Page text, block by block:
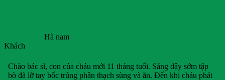
Hà nam
Khách
Chào bác sĩ, con của cháu mới 11 tháng tuổi. Sáng dậy sớm tập
bò đã lỡ tay bốc trúng phân thạch sùng và ăn. Đến khi cháu phát